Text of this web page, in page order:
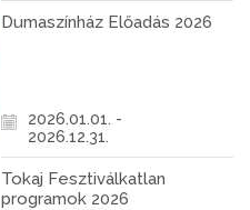
Dumaszínház Előadás 2026
2026.01.01. -
2026.12.31.
Tokaj Fesztiválkatlan
programok 2026